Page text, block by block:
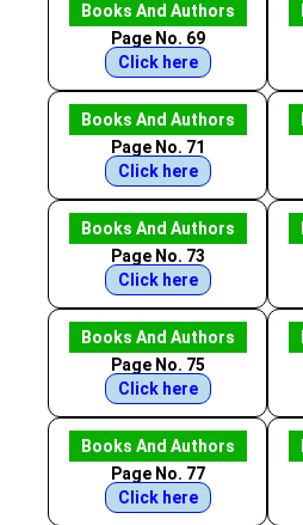
Books And Authors
Page No. 69
Click here
Books And Authors
Page No. 71
Click here
Books And Authors
Page No. 73
Click here
Books And Authors
Page No. 75
Click here
Books And Authors
Page No. 77
Click here